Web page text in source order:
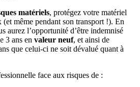
matériels, protégez votre matériel
même pendant son transport !). En
aurez l’opportunité d’être indemnisé
3 ans en valeur neuf, et ainsi de
que celui-ci ne soit dévalué quant à
face aux risques de :